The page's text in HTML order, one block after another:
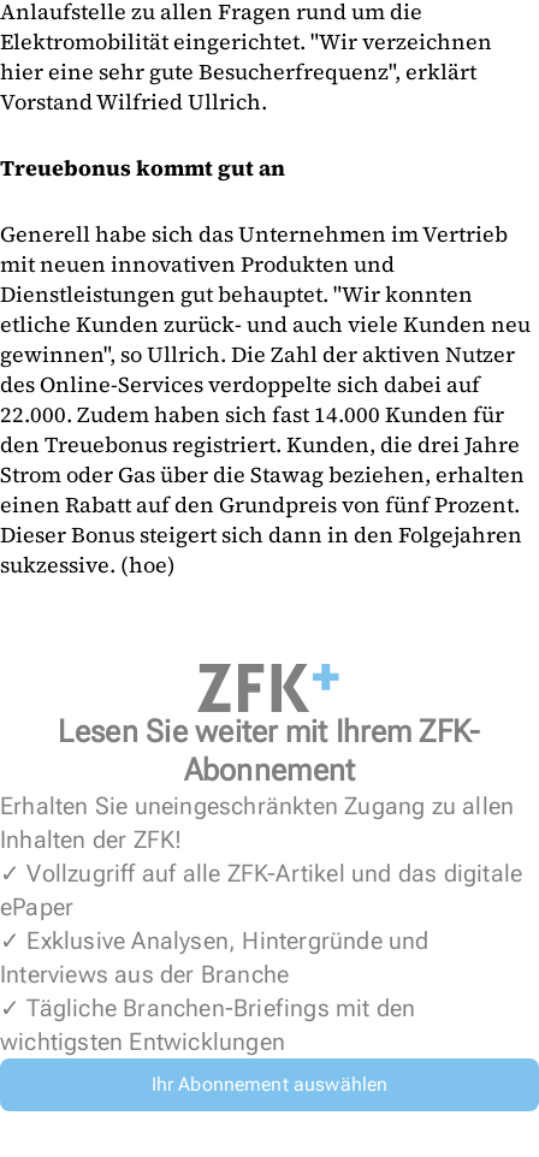
Anlaufstelle zu allen Fragen rund um die
Elektromobilität eingerichtet. "Wir verzeichnen
hier eine sehr gute Besucherfrequenz", erklärt
Vorstand Wilfried Ullrich.
Treuebonus kommt gut an
Generell habe sich das Unternehmen im Vertrieb
mit neuen innovativen Produkten und
Dienstleistungen gut behauptet. "Wir konnten
etliche Kunden zurück- und auch viele Kunden neu
gewinnen", so Ullrich. Die Zahl der aktiven Nutzer
des Online-Services verdoppelte sich dabei auf
22.000. Zudem haben sich fast 14.000 Kunden für
den Treuebonus registriert. Kunden, die drei Jahre
Strom oder Gas über die Stawag beziehen, erhalten
einen Rabatt auf den Grundpreis von fünf Prozent.
Dieser Bonus steigert sich dann in den Folgejahren
sukzessive. (hoe)
Lesen Sie weiter mit Ihrem ZFK-
Abonnement
Erhalten Sie uneingeschränkten Zugang zu allen
Inhalten der ZFK!
✓ Vollzugriff auf alle ZFK-Artikel und das digitale
ePaper
✓ Exklusive Analysen, Hintergründe und
Interviews aus der Branche
✓ Tägliche Branchen-Briefings mit den
wichtigsten Entwicklungen
Ihr Abonnement auswählen